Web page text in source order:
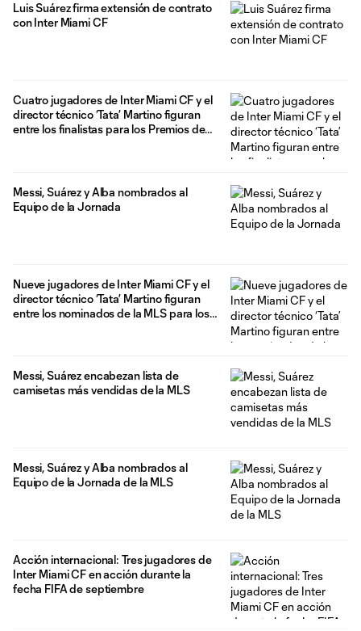
Luis Suárez firma extensión de contrato
con Inter Miami CF
Cuatro jugadores de Inter Miami CF y el
director técnico ‘Tata’ Martino figuran
entre los finalistas para los Premios de
Messi, Suárez y Alba nombrados al
Equipo de la Jornada
Nueve jugadores de Inter Miami CF y el
director técnico ‘Tata’ Martino figuran
entre los nominados de la MLS para los
Messi, Suárez encabezan lista de
camisetas más vendidas de la MLS
Messi, Suárez y Alba nombrados al
Equipo de la Jornada de la MLS
Acción internacional: Tres jugadores de
Inter Miami CF en acción durante la
fecha FIFA de septiembre